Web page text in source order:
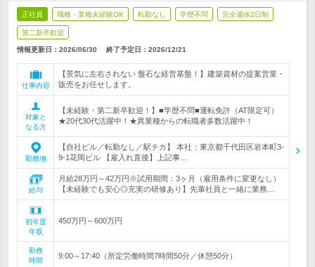
正社員 職種・業種未経験OK 転勤なし 学歴不問 完全週休2日制
第二新卒歓迎
情報更新日：2026/06/30 終了予定日： 2026/12/21
仕事内容
【景気に左右されない 盤石な経営基盤！】建築資材の提案営業・
販売をお任せします。
対象と
なる方
【未経験・第二新卒歓迎！】■学歴不問■運転免許（AT限定可）
★20代30代活躍中！★異業種からの転職者多数活躍中！
勤務地
【自社ビル／転勤なし／駅チカ】 本社：東京都千代田区岩本町3-
9-1花岡ビル 【雇入れ直後】上記事…
給与
月給28万円～42万円※試用期間：3ヶ月（雇用条件に変更なし）
【未経験でも安心◎充実の研修あり】先輩社員と一緒に業務…
初年度
年収
450万円～600万円
勤務
時間
9:00～17:40（所定労働時間7時間50分／休憩50分）